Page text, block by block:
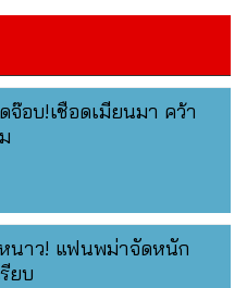
จ๊อบ!เชือดเมียนมา คว้า
นาว! แฟนพม่าจัดหนัก
ยบ